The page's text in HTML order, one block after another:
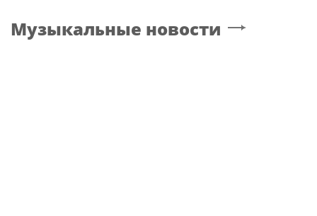
Музыкальные новости